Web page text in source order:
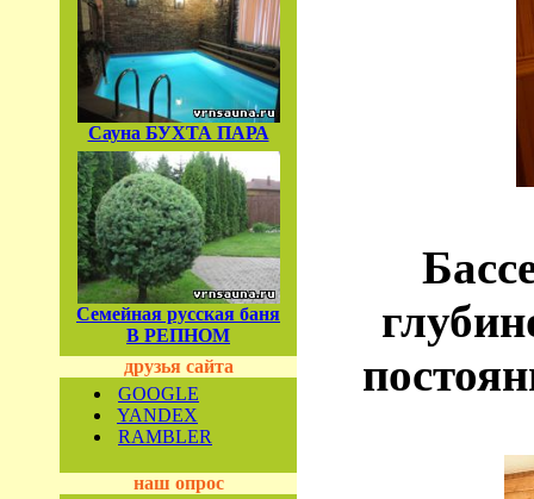
Сауна БУХТА ПАРА
Семейная русская баня
В РЕПНОМ
друзья сайта
GOOGLE
YANDEX
RAMBLER
наш опрос